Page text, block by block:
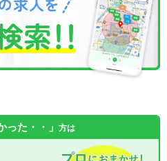
った・・」 方は